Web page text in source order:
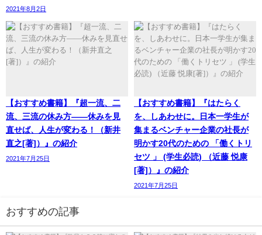
2021年8月2日
【おすすめ書籍】『超一流、二
流、三流の休み方――休みを見
直せば、人生が変わる！（新井
直之[著]）』の紹介
2021年7月25日
【おすすめ書籍】『はたらく
を、しあわせに。日本一学生が
集まるベンチャー企業の社長が
明かす20代のための 「働くトリ
セツ 」 (学生必読) （近藤 悦康
[著]）』の紹介
2021年7月25日
おすすめの記事